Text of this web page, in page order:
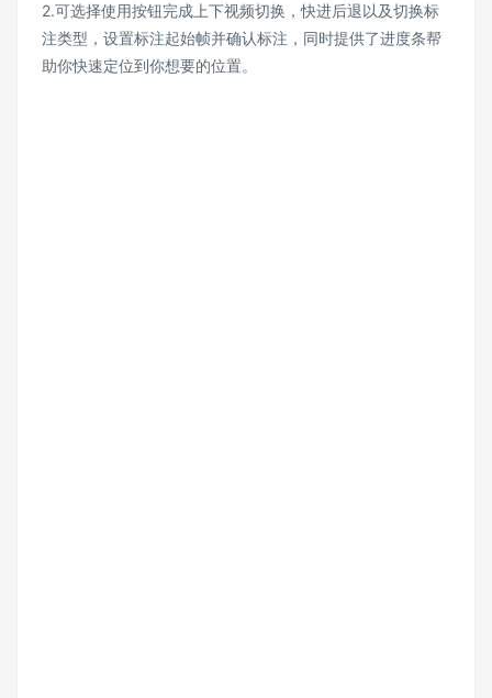
2.可选择使用按钮完成上下视频切换，快进后退以及切换标
注类型，设置标注起始帧并确认标注，同时提供了进度条帮
助你快速定位到你想要的位置。